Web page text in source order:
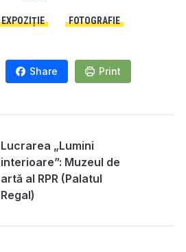
EXPOZIȚIE FOTOGRAFIE
Share Print
Lucrarea „Lumini
interioare”: Muzeul de
artă al RPR (Palatul
Regal)